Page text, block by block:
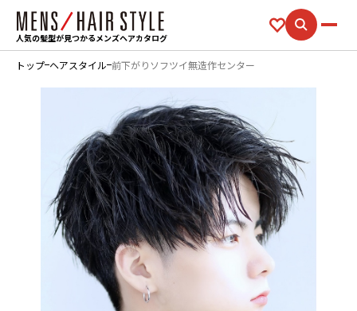
人気の髪型が見つかるメンズヘアカタログ
トップ ヘアスタイル 前下がりソフツイ無造作センター